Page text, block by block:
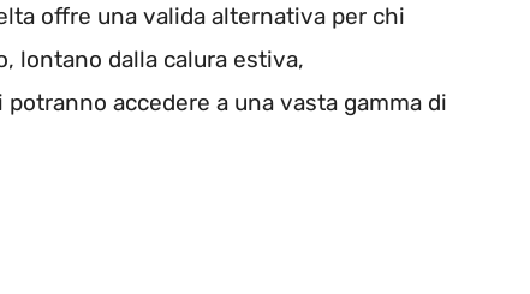
offre una valida alternativa per chi
lontano dalla calura estiva,
accedere a una vasta gamma di